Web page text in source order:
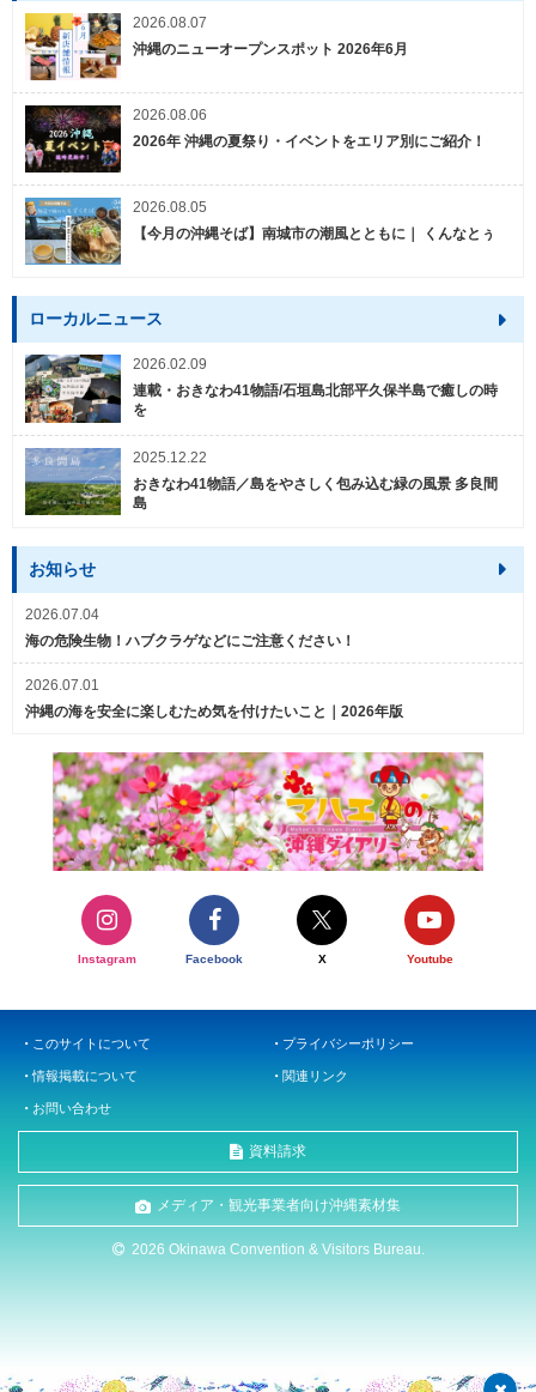
2026.08.07
沖縄のニューオープンスポット 2026年6月
2026.08.06
2026年 沖縄の夏祭り・イベントをエリア別にご紹介！
2026.08.05
【今月の沖縄そば】南城市の潮風とともに｜ くんなとぅ
ローカルニュース
2026.02.09
連載・おきなわ41物語/石垣島北部平久保半島で癒しの時
を
2025.12.22
おきなわ41物語／島をやさしく包み込む緑の風景 多良間
島
お知らせ
2026.07.04
海の危険生物！ハブクラゲなどにご注意ください！
2026.07.01
沖縄の海を安全に楽しむため気を付けたいこと｜2026年版
Instagram Facebook X Youtube
このサイトについて プライバシーポリシー
情報掲載について 関連リンク
お問い合わせ
資料請求
メディア・観光事業者向け沖縄素材集
2026 Okinawa Convention & Visitors Bureau.